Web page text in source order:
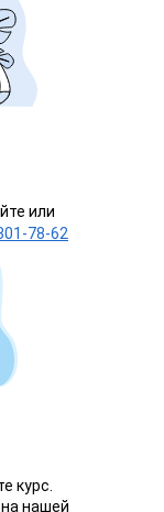
или
78-62
курс.
нашей